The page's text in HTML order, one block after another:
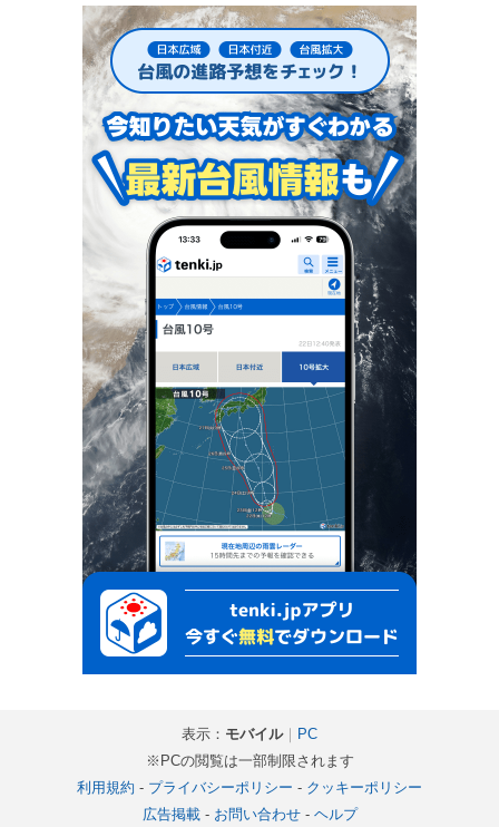
表示： モバイル｜ PC
※PCの閲覧は一部制限されます
利用規約 - プライバシーポリシー - クッキーポリシー
広告掲載- お問い合わせ- ヘルプ